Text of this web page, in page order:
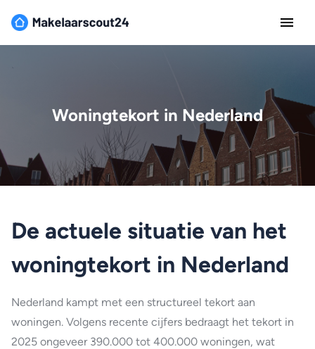
Woningtekort in Nederland
De actuele situatie van het
woningtekort in Nederland
Nederland kampt met een structureel tekort aan
woningen. Volgens recente cijfers bedraagt het tekort in
2025 ongeveer 390.000 tot 400.000 woningen, wat